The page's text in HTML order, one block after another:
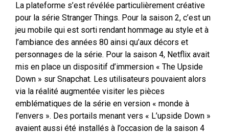
La plateforme s’est révélée particulièrement créative
pour la série Stranger Things. Pour la saison 2, c’est un
jeu mobile qui est sorti rendant hommage au style et à
l’ambiance des années 80 ainsi qu’aux décors et
personnages de la série. Pour la saison 4, Netflix avait
mis en place un dispositif d’immersion « The Upside
Down » sur Snapchat. Les utilisateurs pouvaient alors
via la réalité augmentée visiter les pièces
emblématiques de la série en version « monde à
l’envers ». Des portails menant vers « L’upside Down »
avaient aussi été installés à l’occasion de la saison 4